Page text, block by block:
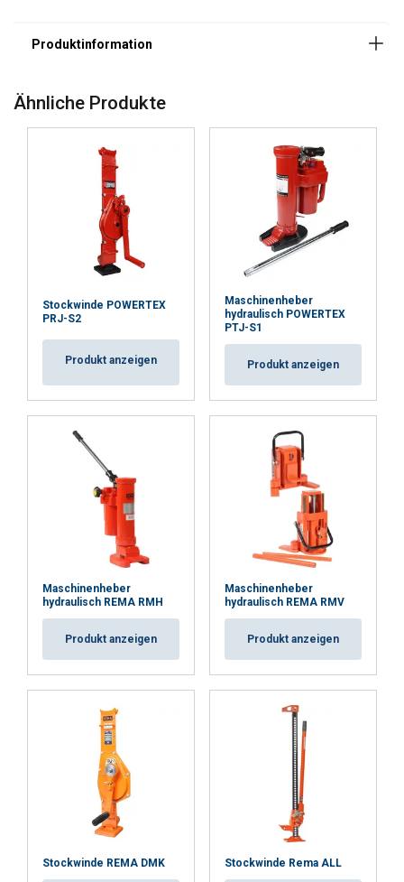
Ähnliche Produkte
Stockwinde POWERTEX
PRJ-S2
Produkt anzeigen
Maschinenheber
hydraulisch POWERTEX
PTJ-S1
Produkt anzeigen
Maschinenheber
hydraulisch REMA RMH
Produkt anzeigen
Maschinenheber
hydraulisch REMA RMV
Produkt anzeigen
Stockwinde REMA DMK Stockwinde Rema ALL